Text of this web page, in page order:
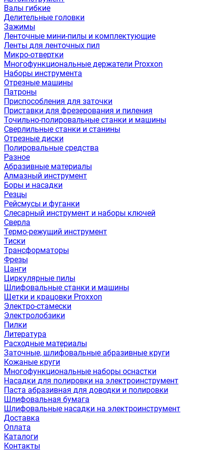
Валы гибкие
Делительные головки
Зажимы
Ленточные мини-пилы и комплектующие
Ленты для ленточных пил
Микро-отвертки
Многофункциональные держатели Proxxon
Наборы инструмента
Отрезные машины
Патроны
Приспособления для заточки
Приставки для фрезерования и пиления
Точильно-полировальные станки и машины
Сверлильные станки и станины
Отрезные диски
Полировальные средства
Разное
Абразивные материалы
Алмазный инструмент
Боры и насадки
Резцы
Рейсмусы и фуганки
Слесарный инструмент и наборы ключей
Сверла
Термо-режущий инструмент
Тиски
Трансформаторы
Фрезы
Цанги
Циркулярные пилы
Шлифовальные станки и машины
Щетки и крацовки Proxxon
Электро-стамески
Электролобзики
Пилки
Литература
Расходные материалы
Заточные, шлифовальные абразивные круги
Кожаные круги
Многофункциональные наборы оснастки
Насадки для полировки на электроинструмент
Паста абразивная для доводки и полировки
Шлифовальная бумага
Шлифовальные насадки на электроинструмент
Доставка
Оплата
Каталоги
Контакты